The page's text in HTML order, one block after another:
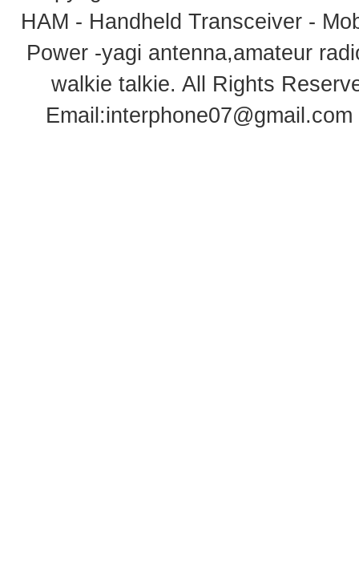
HAM - Handheld Transceiver -
Power -yagi antenna,amateur
walkie talkie. All Rights
Email:interphone07@gmail.com